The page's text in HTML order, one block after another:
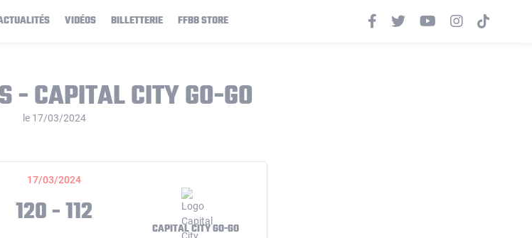
VIDÉOS BILLETTERIE FFBB STORE
- CAPITAL CITY GO-GO
le 17/03/2024
17/03/2024
120 - 112 CAPITAL CITY GO-GO